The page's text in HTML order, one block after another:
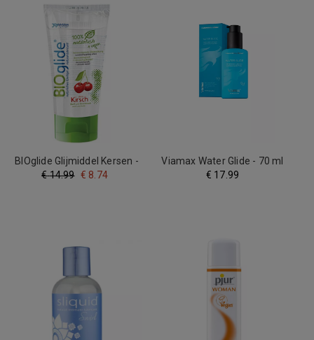
BIOglide Glijmiddel Kersen -
80 ml
€ 14.99 € 8.74
Viamax Water Glide - 70 ml
€ 17.99